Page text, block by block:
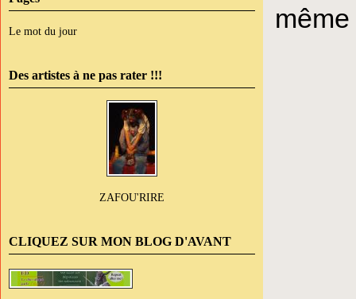
Le mot du jour
Des artistes à ne pas rater !!!
ZAFOU'RIRE
CLIQUEZ SUR MON BLOG D'AVANT